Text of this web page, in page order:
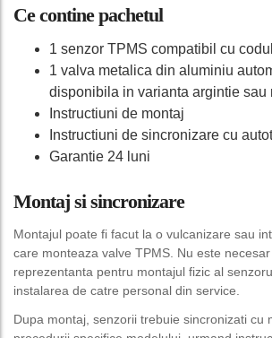
Ce contine pachetul
1 senzor TPMS compatibil cu
1 valva metalica din aluminiu
disponibila in varianta argintie sau
Instructiuni de montaj
Instructiuni de sincronizare cu
Garantie 24 luni
Montaj si sincronizare
Montajul poate fi facut la o vulcanizare sau
care monteaza valve TPMS. Nu este
reprezentanta pentru montajul fizic al
instalarea de catre personal din service.
Dupa montaj, senzorii trebuie sincronizati cu